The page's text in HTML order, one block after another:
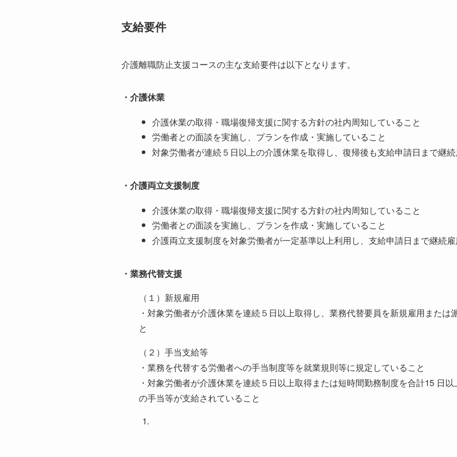
支給要件
介護離職防止支援コースの主な支給要件は以下となります。
・介護休業
介護休業の取得・職場復帰支援に関する方針の社内周知していること
労働者との面談を実施し、プランを作成・実施していること
対象労働者が連続５日以上の介護休業を取得し、復帰後も支給申請日まで継
・介護両立支援制度
介護休業の取得・職場復帰支援に関する方針の社内周知していること
労働者との面談を実施し、プランを作成・実施していること
介護両立支援制度を対象労働者が一定基準以上利用し、支給申請日まで継続
・業務代替支援
（１）新規雇用
・対象労働者が介護休業を連続５日以上取得し、業務代替要員を新規雇用または
と
（２）手当支給等
・業務を代替する労働者への手当制度等を就業規則等に規定していること
・対象労働者が介護休業を連続５日以上取得または短時間勤務制度を合計15 日
の手当等が支給されていること